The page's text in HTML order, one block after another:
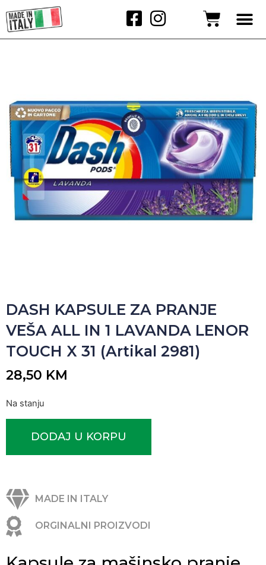
DASH KAPSULE ZA PRANJE
VEŠA ALL IN 1 LAVANDA LENOR
TOUCH X 31 (Artikal 2981)
28,50 KM
Na stanju
DODAJ U KORPU
MADE IN ITALY
ORGINALNI PROIZVODI